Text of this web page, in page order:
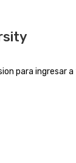
para ingresar a